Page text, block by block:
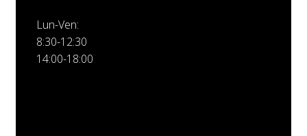
Lun-Ven:
8:30-12:30
14:00-18:00